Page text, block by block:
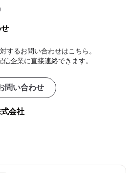
するお問い合わせはこちら。
企業に直接連絡できます。
問い合わせ
会社